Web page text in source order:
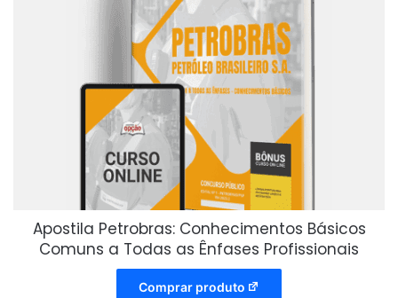
Apostila Petrobras: Conhecimentos Básicos
Comuns a Todas as Ênfases Profissionais
Comprar produto